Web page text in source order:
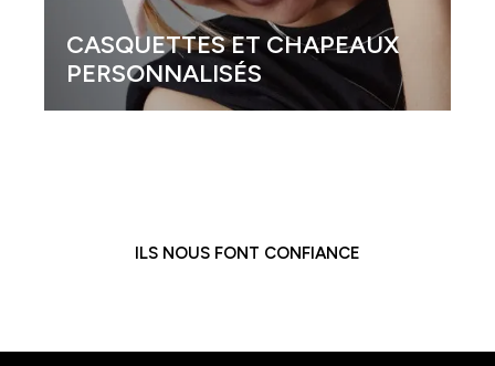
CASQUETTES ET CHAPEAUX
PERSONNALISÉS
ILS NOUS FONT CONFIANCE